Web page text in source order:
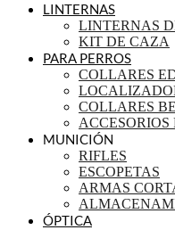
LINTERNAS
LINTERNAS
KIT DE CAZA
PARA PERROS
COLLARES
COLLARES
ACCESORIOS
MUNICIÓN
RIFLES
ESCOPETAS
ARMAS
ÓPTICA